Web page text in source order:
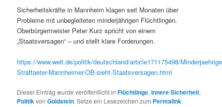
Sicherheitskräfte in Mannheim klagen seit Monaten über
Probleme mit unbegleiteten minderjährigen Flüchtlingen.
Oberbürgermeister Peter Kurz spricht von einem
„Staatsversagen“ – und stellt klare Forderungen.
https://www.welt.de/politik/deutschland/article171175498/
Straftaeter-Mannheimer-OB-sieht-Staatsversagen.html
Dieser Eintrag wurde veröffentlicht inFlüchtlinge,Innere Sicherheit,
PolitikvonGoldstein. Setze ein Lesezeichen zum Permalink.